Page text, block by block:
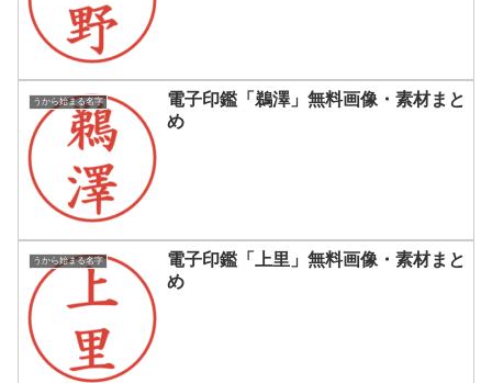
うから始まる名字
電子印鑑「鵜澤」無料画像・素材まと
め
うから始まる名字
電子印鑑「上里」無料画像・素材まと
め